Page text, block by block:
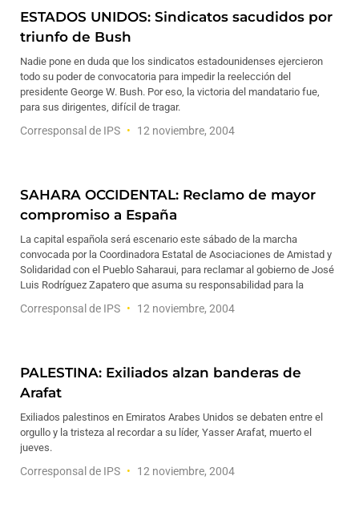
ESTADOS UNIDOS: Sindicatos sacudidos por
triunfo de Bush
Nadie pone en duda que los sindicatos estadounidenses ejercieron
todo su poder de convocatoria para impedir la reelección del
presidente George W. Bush. Por eso, la victoria del mandatario fue,
para sus dirigentes, difícil de tragar.
Corresponsal de IPS 12 noviembre, 2004
SAHARA OCCIDENTAL: Reclamo de mayor
compromiso a España
La capital española será escenario este sábado de la marcha
convocada por la Coordinadora Estatal de Asociaciones de Amistad y
Solidaridad con el Pueblo Saharaui, para reclamar al gobierno de José
Luis Rodríguez Zapatero que asuma su responsabilidad para la
Corresponsal de IPS 12 noviembre, 2004
PALESTINA: Exiliados alzan banderas de
Arafat
Exiliados palestinos en Emiratos Arabes Unidos se debaten entre el
orgullo y la tristeza al recordar a su líder, Yasser Arafat, muerto el
jueves.
Corresponsal de IPS 12 noviembre, 2004